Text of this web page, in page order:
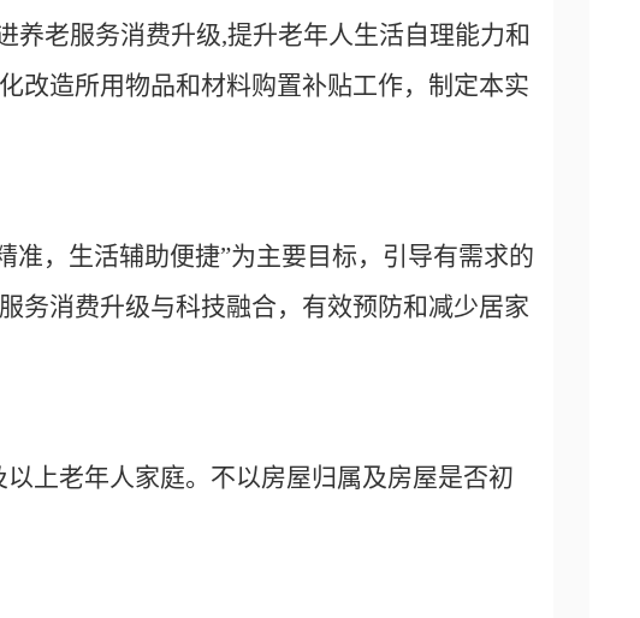
养老服务消费升级,提升老年人生活自理能力和
改造所用物品和材料购置补贴工作，制定本实
准，生活辅助便捷”为主要目标，引导有需求的
务消费升级与科技融合，有效预防和减少居家
上老年人家庭。 不以房屋归属及房屋是否初